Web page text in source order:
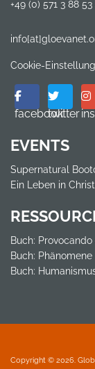
+49 (0) 571 3 88 53
Cookie-
facebooktwitter
EVENTS
Supernatural
Ein Leben in
Buch:
Buch: Phänomene
Buch:
Copyright © 2026.